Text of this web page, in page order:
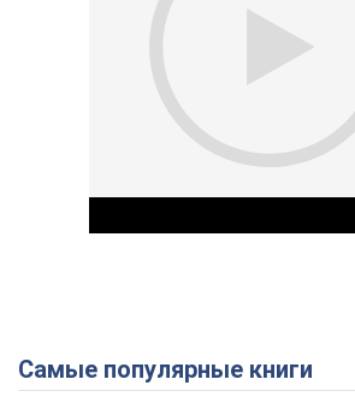
Play
Самые популярные книги